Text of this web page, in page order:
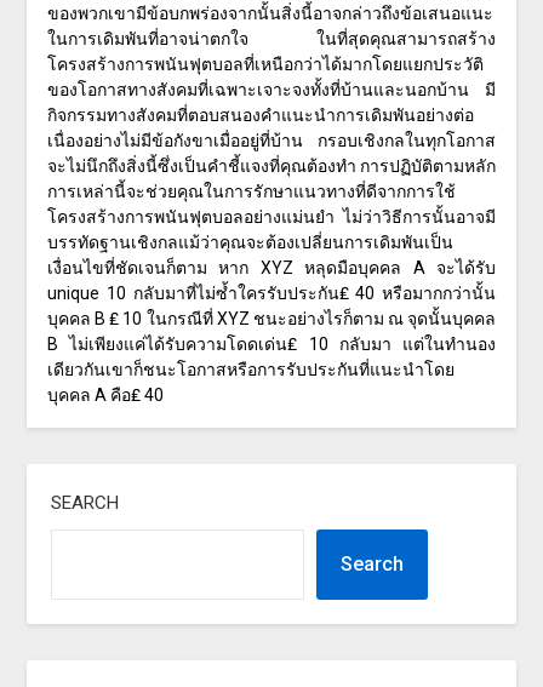
ของพวกเขามีข้อบกพร่องจากนั้นสิ่งนี้อาจกล่าวถึงข้อเสนอแนะ
ในการเดิมพันที่อาจน่าตกใจ ในที่สุดคุณสามารถสร้าง
โครงสร้างการพนันฟุตบอลที่เหนือกว่าได้มากโดยแยกประวัติ
ของโอกาสทางสังคมที่เฉพาะเจาะจงทั้งที่บ้านและนอกบ้าน มี
กิจกรรมทางสังคมที่ตอบสนองคำแนะนำการเดิมพันอย่างต่อ
เนื่องอย่างไม่มีข้อกังขาเมื่ออยู่ที่บ้าน กรอบเชิงกลในทุกโอกาส
จะไม่นึกถึงสิ่งนี้ซึ่งเป็นคำชี้แจงที่คุณต้องทำ การปฏิบัติตามหลัก
การเหล่านี้จะช่วยคุณในการรักษาแนวทางที่ดีจากการใช้
โครงสร้างการพนันฟุตบอลอย่างแม่นยำ ไม่ว่าวิธีการนั้นอาจมี
บรรทัดฐานเชิงกลแม้ว่าคุณจะต้องเปลี่ยนการเดิมพันเป็น
เงื่อนไขที่ชัดเจนก็ตาม หาก XYZ หลุดมือบุคคล A จะได้รับ
unique 10 กลับมาที่ไม่ซ้ำใครรับประกัน₤ 40 หรือมากกว่านั้น
บุคคล B ₤ 10 ในกรณีที่ XYZ ชนะอย่างไรก็ตาม ณ จุดนั้นบุคคล
B ไม่เพียงแค่ได้รับความโดดเด่น₤ 10 กลับมา แต่ในทำนอง
เดียวกันเขาก็ชนะโอกาสหรือการรับประกันที่แนะนำโดย
บุคคล A คือ₤ 40
SEARCH
Search